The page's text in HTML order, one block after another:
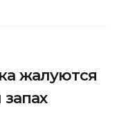
жалуются